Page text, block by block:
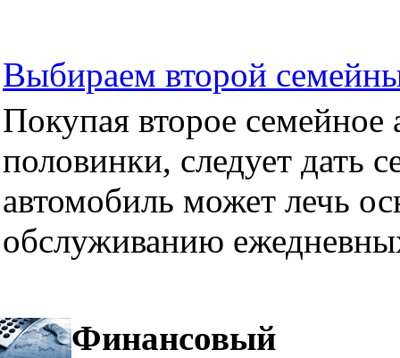
Выбираем второй
Покупая второе семейное
половинки, следует дать
автомобиль может лечь
обслуживанию
Финансовый